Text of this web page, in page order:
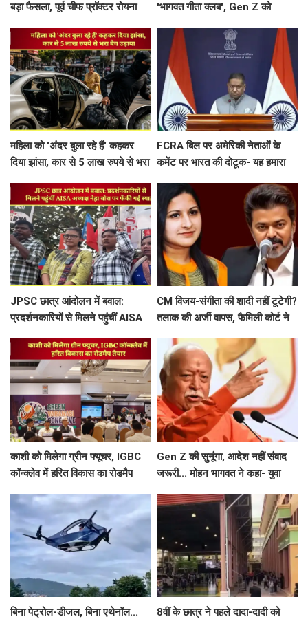
बड़ा फैसला, पूर्व चीफ प्रॉक्टर रोयना
'भागवत गीता क्लब', Gen Z को
मिलेगी सीख
महिला को 'अंदर बुला रहे हैं' कहकर
दिया झांसा, कार से 5 लाख रुपये से भरा
FCRA बिल पर अमेरिकी नेताओं के
कमेंट पर भारत की दोटूक- यह हमारा
अपने कानून देखिए
JPSC छात्र आंदोलन में बवाल:
प्रदर्शनकारियों से मिलने पहुंचीं AISA
CM विजय-संगीता की शादी नहीं टूटेगी?
तलाक की अर्जी वापस, फैमिली कोर्ट ने
काशी को मिलेगा ग्रीन फ्यूचर, IGBC
कॉन्क्लेव में हरित विकास का रोडमैप
Gen Z की सुनूंगा, आदेश नहीं संवाद
जरूरी... मोहन भागवत ने कहा- युवा
गलत
बिना पेट्रोल-डीजल, बिना एथेनॉल...
8वीं के छात्र ने पहले दादा-दादी को